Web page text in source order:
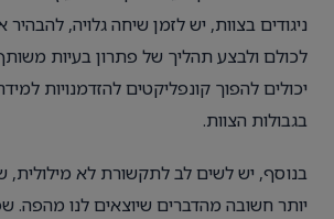
ניגודים בצוות, יש לזמן שיחה גלויה,
לכולם ולבצע תהליך של פתרון בעיות
יכולים להפוך קונפליקטים להזדמנויות
בגבולות הצוות.
בנוסף, יש לשים לב לתקשורת לא מילולית,
יותר חשובה מהדברים שיוצאים לנו מהפה.